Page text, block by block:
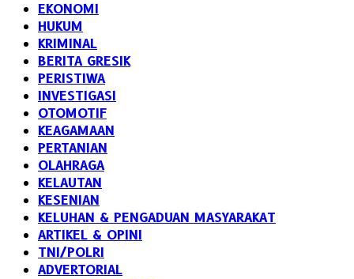
EKONOMI
HUKUM
KRIMINAL
BERITA GRESIK
PERISTIWA
INVESTIGASI
OTOMOTIF
KEAGAMAAN
PERTANIAN
OLAHRAGA
KELAUTAN
KESENIAN
KELUHAN & PENGADUAN MASYARAKAT
ARTIKEL & OPINI
TNI/POLRI
ADVERTORIAL